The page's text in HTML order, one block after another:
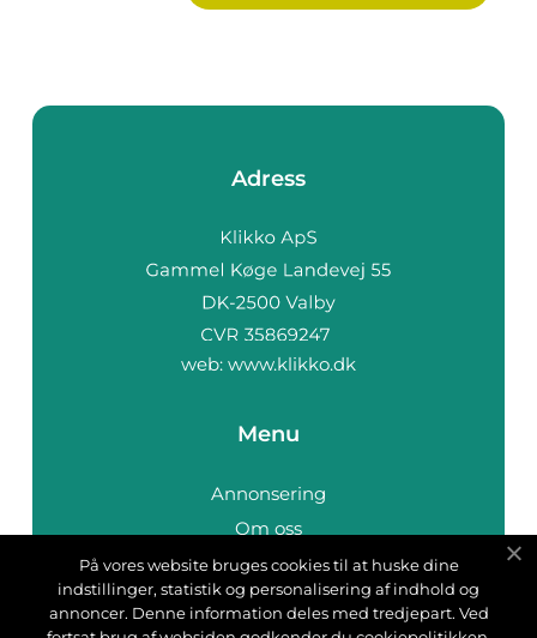
Adress
web: www.klikko.dk
Menu
Annonsering
Om oss
Cookies
Kontakta oss
Sitemap
På vores website bruges cookies til at huske dine
indstillinger, statistik og personalisering af indhold og
annoncer. Denne information deles med tredjepart. Ved